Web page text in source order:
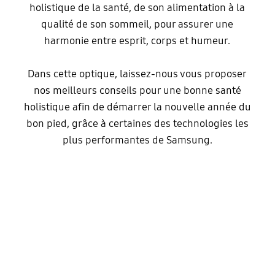
holistique de la santé, de son alimentation à la
qualité de son sommeil, pour assurer une
harmonie entre esprit, corps et humeur.
Dans cette optique, laissez-nous vous proposer
nos meilleurs conseils pour une bonne santé
holistique afin de démarrer la nouvelle année du
bon pied, grâce à certaines des technologies les
plus performantes de Samsung.